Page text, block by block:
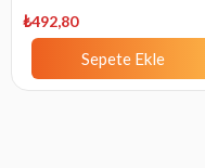
₺492,80
Sepete Ekle